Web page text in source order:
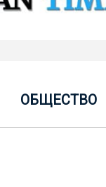
ОБЩЕСТВО